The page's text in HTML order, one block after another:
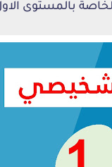
بالمستوى